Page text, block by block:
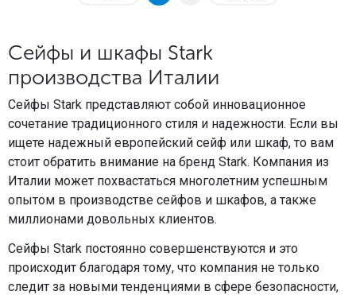
Сейфы и шкафы Stark
производства Италии
Сейфы Stark представляют собой инновационное
сочетание традиционного стиля и надежности. Если вы
ищете надежный европейский сейф или шкаф, то вам
стоит обратить внимание на бренд Stark. Компания из
Италии может похвастаться многолетним успешным
опытом в производстве сейфов и шкафов, а также
миллионами довольных клиентов.
Сейфы Stark постоянно совершенствуются и это
происходит благодаря тому, что компания не только
следит за новыми тенденциями в сфере безопасности,